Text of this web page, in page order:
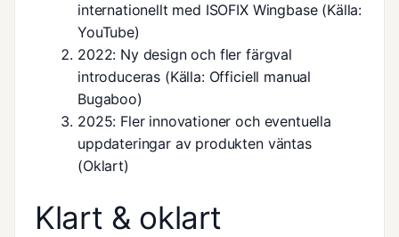
internationellt med ISOFIX Wingbase (Källa:
YouTube)
2022: Ny design och fler färgval
introduceras (Källa: Officiell manual
Bugaboo)
2025: Fler innovationer och eventuella
uppdateringar av produkten väntas
(Oklart)
Klart & oklart